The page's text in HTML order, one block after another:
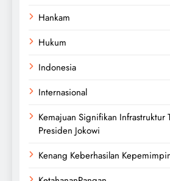
Hankam
Hukum
Indonesia
Internasional
Kemajuan Signifikan Infrastruktur
Presiden Jokowi
Kenang Keberhasilan